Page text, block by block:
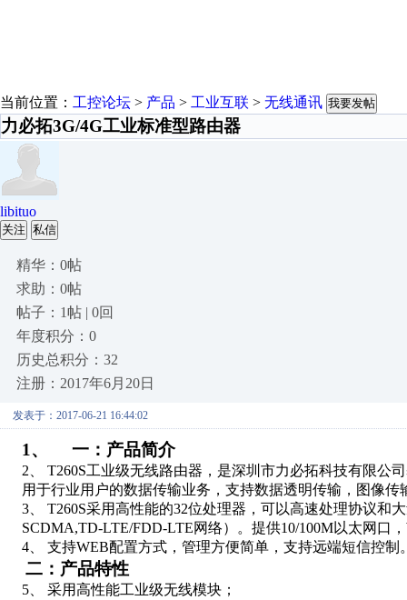
当前位置： 工控论坛 > 产品 > 工业互联 > 无线通讯 我要发帖
力必拓3G/4G工业标准型路由器
libituo
关注 私信
精华：0帖
求助：0帖
帖子：1帖 | 0回
年度积分：0
历史总积分：32
注册：2017年6月20日
发表于：2017-06-21 16:44:02
1、 一：产品简介
2、 T260S工业级无线路由器，是深圳市力必拓科技有限公
用于行业用户的数据传输业务，支持数据透明传输，图像
3、
T260S采用高性能的32位处理器，可以高速处理协议和
SCDMA,TD-LTE/FDD-LTE网络）。提供10/100M以太网口，
4、
支持WEB配置方式，管理方便简单，支持远端短信控制
二：产品特性
5、
采用高性能工业级无线模块；